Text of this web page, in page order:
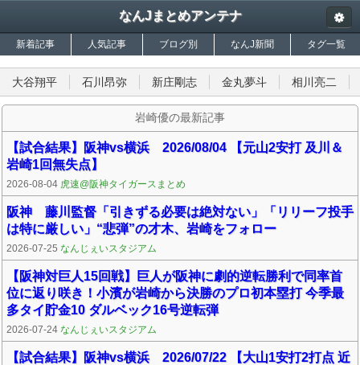
なんJまとめアンテナ
新着記事 人気記事 ブログ別 なんJ新聞 タグ一覧
大谷翔平 石川昂弥 新庄剛志 金丸夢斗 相川亮二
岩崎優の最新記事
【試合結果】阪神vs横浜 2026/08/04 【元山2安打 及川＆
岩崎1回無失点】
2026-08-04 虎速@阪神タイガースまとめ
阪神 藤川監督「引きずる必要は絶対ない」「リリーフ投手
は特に厳しい」“悲弾”の才木、岩崎をフォロー
2026-07-25 なんじぇいスタジアム
【阪神対巨人15回戦】巨人が阪神に劇的逆転勝利で同率首
位に返り咲き！小濱が岩崎から決勝のプロ初本塁打 今季最
多タイ貯金10 ダルベック16号逆転弾
2026-07-24 なんじぇいスタジアム
【試合結果】阪神vs横浜 2026/07/22 【大山1安打2打点 近